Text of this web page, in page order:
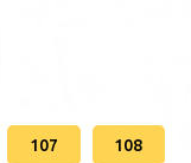
107 108